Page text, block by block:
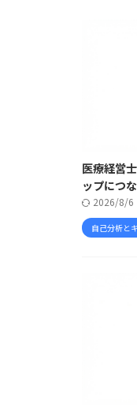
医療経営
ップにつ
2026/8/6
自己分析と